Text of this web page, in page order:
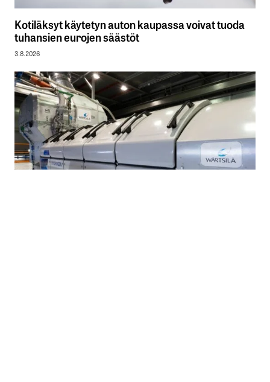
Kotiläksyt käytetyn auton kaupassa voivat tuoda
tuhansien eurojen säästöt
3.8.2026